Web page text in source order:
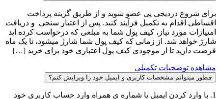
برای شروع دردیجی پی عضو شوید و از طریق گزینه پرداخت
اقساطی اقدام به تکمیل فرآیند کنید. پس از اعتبار سنجی و دریافت
امتیازات مورد نیاز، کیف پول شما به مبلغی که درخواست کرده اید
شارژ خواهد شد. از زمانی که کیف پول شما شارژ میشود، تا یک ماه
فرصت دارید تا از موجودی کیف پول اعتباری خود برای خرید […]
مشاهده توضحیات تکمیلی
چطور میتوانم مشخصات کاربری و ایمیل خود را ویرایش کنم؟
1. با وارد کردن ایمیل یا شماره ی همراه وارد حساب کاربری خود